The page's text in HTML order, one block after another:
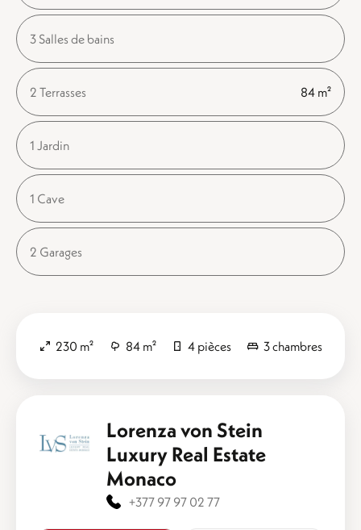
3 Salles de bains
2 Terrasses 84 m²
1 Jardin
1 Cave
2 Garages
230 m² 84 m² 4 pièces 3 chambres
Lorenza von Stein
Luxury Real Estate
Monaco
+377 97 97 02 77